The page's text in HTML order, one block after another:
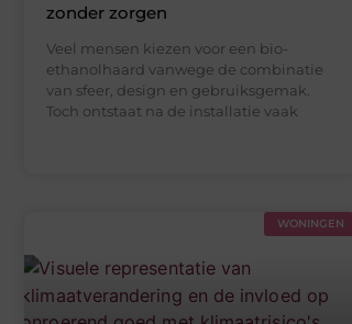
zonder zorgen
Veel mensen kiezen voor een bio-
ethanolhaard vanwege de combinatie
van sfeer, design en gebruiksgemak.
Toch ontstaat na de installatie vaak
WONINGEN